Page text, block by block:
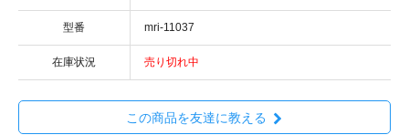
型番 mri-11037
在庫状況 売り切れ中
この商品を友達に教える